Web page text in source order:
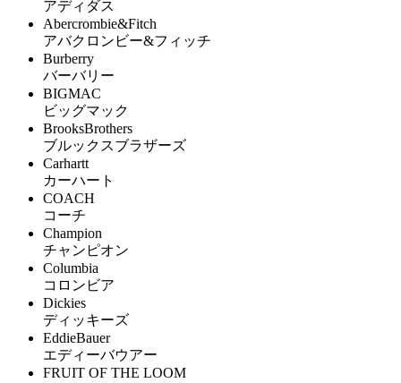
アディダス
Abercrombie&Fitch
アバクロンビー&フィッチ
Burberry
バーバリー
BIGMAC
ビッグマック
BrooksBrothers
ブルックスブラザーズ
Carhartt
カーハート
COACH
コーチ
Champion
チャンピオン
Columbia
コロンビア
Dickies
ディッキーズ
EddieBauer
エディーバウアー
FRUIT OF THE LOOM